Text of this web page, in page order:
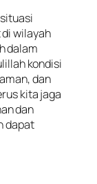
wilayah
dalam
kondisi
dan
kita jaga
dan
dapat